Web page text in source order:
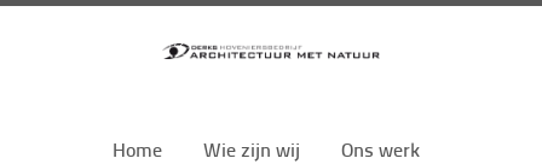
Home Wie zijn wij Ons werk